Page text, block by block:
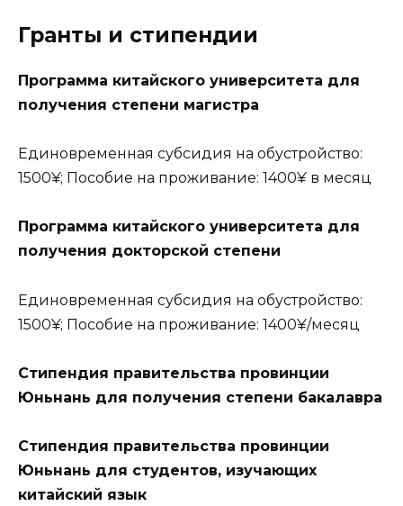
Гранты и стипендии
Программа китайского университета для
получения степени магистра
Единовременная субсидия на обустройство:
1500¥; Пособие на проживание: 1400¥ в месяц
Программа китайского университета для
получения докторской степени
Единовременная субсидия на обустройство:
1500¥; Пособие на проживание: 1400¥/месяц
Стипендия правительства провинции
Юньнань для получения степени бакалавра
Стипендия правительства провинции
Юньнань для студентов, изучающих
китайский язык